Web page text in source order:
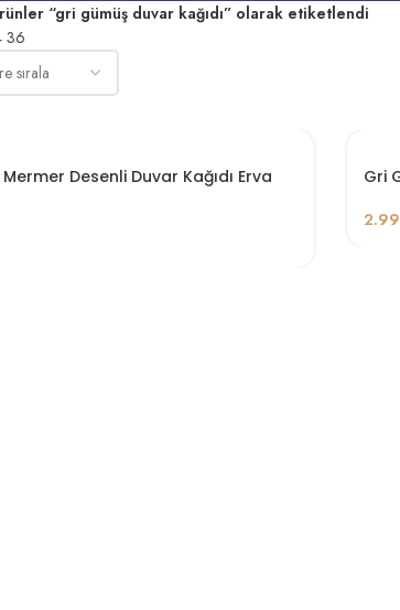
“gri gümüş duvar kağıdı” olarak etiketlendi
36
Desenli Duvar Kağıdı Erva
Gri